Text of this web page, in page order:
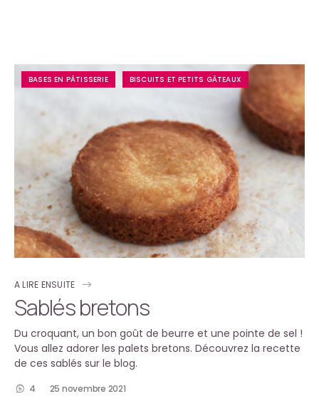
BASES EN PÂTISSERIE BISCUITS ET PETITS GÂTEAUX
A LIRE ENSUITE
Sablés bretons
Du croquant, un bon goût de beurre et une pointe de sel !
Vous allez adorer les palets bretons. Découvrez la recette
de ces sablés sur le blog.
4 25 novembre 2021